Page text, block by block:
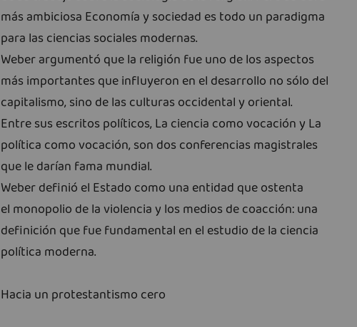
más ambiciosa Economía y sociedad es todo un paradigma
para las ciencias sociales modernas.
Weber argumentó que la religión fue uno de los aspectos
más importantes que influyeron en el desarrollo no sólo del
capitalismo, sino de las culturas occidental y oriental.
Entre sus escritos políticos, La ciencia como vocación y La
política como vocación, son dos conferencias magistrales
que le darían fama mundial.
Weber definió el Estado como una entidad que ostenta
el monopolio de la violencia y los medios de coacción: una
definición que fue fundamental en el estudio de la ciencia
política moderna.
Hacia un protestantismo cero